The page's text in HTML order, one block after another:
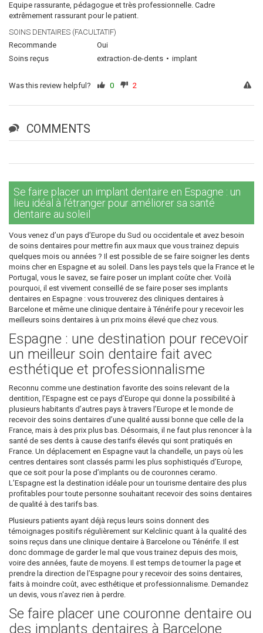
Equipe rassurante, pédagogue et très professionnelle. Cadre
extrêmement rassurant pour le patient.
SOINS DENTAIRES (FACULTATIF)
Recommande
Oui
Soins reçus
extraction-de-dents implant
Was this review helpful? 0 2
COMMENTS
Se faire placer un implant dentaire en Espagne : un
lieu idéal à l’étranger pour améliorer sa santé
dentaire au soleil
Vous venez d’un pays d’Europe du Sud ou occidentale et avez besoin
de soins dentaires pour mettre fin aux maux que vous trainez depuis
quelques mois ou années ? Il est possible de se faire soigner les dents
moins cher en Espagne et au soleil. Dans les pays tels que la France et le
Portugal, vous le savez, se faire poser un implant coûte cher. Voilà
pourquoi, il est vivement conseillé de se faire poser ses implants
dentaires en Espagne : vous trouverez des cliniques dentaires à
Barcelone et même une clinique dentaire à Ténérife pour y recevoir les
meilleurs soins dentaires à un prix moins élevé que chez vous.
Espagne : une destination pour recevoir
un meilleur soin dentaire fait avec
esthétique et professionnalisme
Reconnu comme une destination favorite des soins relevant de la
dentition, l’Espagne est ce pays d’Europe qui donne la possibilité à
plusieurs habitants d’autres pays à travers l’Europe et le monde de
recevoir des soins dentaires d’une qualité aussi bonne que celle de la
France, mais à des prix plus bas. Désormais, il ne faut plus renoncer à la
santé de ses dents à cause des tarifs élevés qui sont pratiqués en
France. Un déplacement en Espagne vaut la chandelle, un pays où les
centres dentaires sont classés parmi les plus sophistiqués d’Europe,
que ce soit pour la pose d’implants ou de couronnes ceramo.
L’Espagne est la destination idéale pour un tourisme dentaire des plus
profitables pour toute personne souhaitant recevoir des soins dentaires
de qualité à des tarifs bas.
Plusieurs patients ayant déjà reçus leurs soins donnent des
témoignages positifs régulièrement sur Kelclinic quant à la qualité des
soins reçus dans une clinique dentaire à Barcelone ou Ténérife. Il est
donc dommage de garder le mal que vous trainez depuis des mois,
voire des années, faute de moyens. Il est temps de tourner la page et
prendre la direction de l’Espagne pour y recevoir des soins dentaires,
faits à moindre coût, avec esthétique et professionnalisme. Demandez
un devis, vous n'avez rien à perdre.
Se faire placer une couronne dentaire ou
des implants dentaires à Barcelone